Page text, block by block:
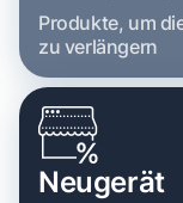
Produkte, um
zu verlängern
Neugerät